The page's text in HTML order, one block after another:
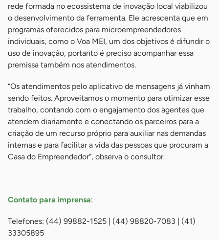
rede formada no ecossistema de inovação local viabilizou
o desenvolvimento da ferramenta. Ele acrescenta que em
programas oferecidos para microempreendedores
individuais, como o Voa MEI, um dos objetivos é difundir o
uso de inovação, portanto é preciso acompanhar essa
premissa também nos atendimentos.
“Os atendimentos pelo aplicativo de mensagens já vinham
sendo feitos. Aproveitamos o momento para otimizar esse
trabalho, contando com o engajamento dos agentes que
atendem diariamente e conectando os parceiros para a
criação de um recurso próprio para auxiliar nas demandas
internas e para facilitar a vida das pessoas que procuram a
Casa do Empreendedor”, observa o consultor.
Contato para imprensa:
Telefones: (44) 99882-1525 | (44) 98820-7083 | (41)
33305895